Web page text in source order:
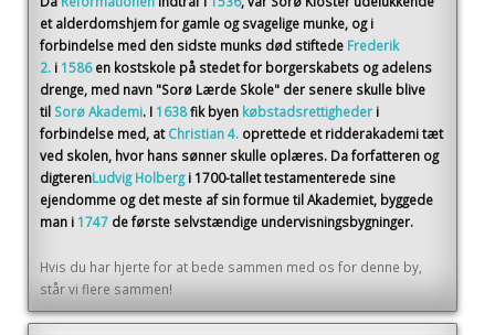
et alderdomshjem for gamle og svagelige munke, og i
forbindelse med den sidste munks død stiftede Frederik
2. i 1586 en kostskole på stedet for borgerskabets og adelens
drenge, med navn "Sorø Lærde Skole" der senere skulle blive
til Sorø Akademi. I 1638fik byen købstadsrettigheder i
forbindelse med, at Christian 4. oprettede et ridderakademi tæt
ved skolen, hvor hans sønner skulle oplæres. Da forfatteren og
digterenLudvig Holberg i 1700-tallet testamenterede sine
ejendomme og det meste af sin formue til Akademiet, byggede
man i 1747 de første selvstændige undervisningsbygninger.
Hvis du har hjerte for at bede sammen med os for denne by,
står vi flere sammen!